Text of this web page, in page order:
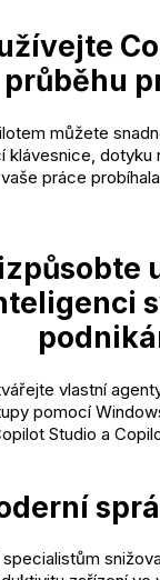
průběhu
můžete
klávesnice, dotyku
vaše práce
vlastní
pomocí
Studio a